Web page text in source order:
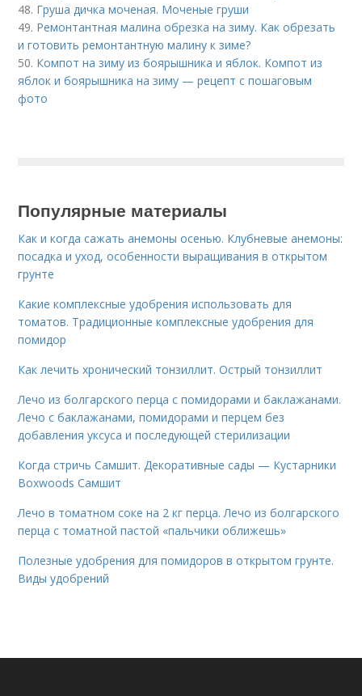
48. Груша дичка моченая. Моченые груши
49. Ремонтантная малина обрезка на зиму. Как обрезать
и готовить ремонтантную малину к зиме?
50. Компот на зиму из боярышника и яблок. Компот из
яблок и боярышника на зиму — рецепт с пошаговым
фото
Популярные материалы
Как и когда сажать анемоны осенью. Клубневые анемоны:
посадка и уход, особенности выращивания в открытом
грунте
Какие комплексные удобрения использовать для
томатов. Традиционные комплексные удобрения для
помидор
Как лечить хронический тонзиллит. Острый тонзиллит
Лечо из болгарского перца с помидорами и баклажанами.
Лечо с баклажанами, помидорами и перцем без
добавления уксуса и последующей стерилизации
Когда стричь Самшит. Декоративные сады — Кустарники
Boxwoods Самшит
Лечо в томатном соке на 2 кг перца. Лечо из болгарского
перца с томатной пастой «пальчики оближешь»
Полезные удобрения для помидоров в открытом грунте.
Виды удобрений